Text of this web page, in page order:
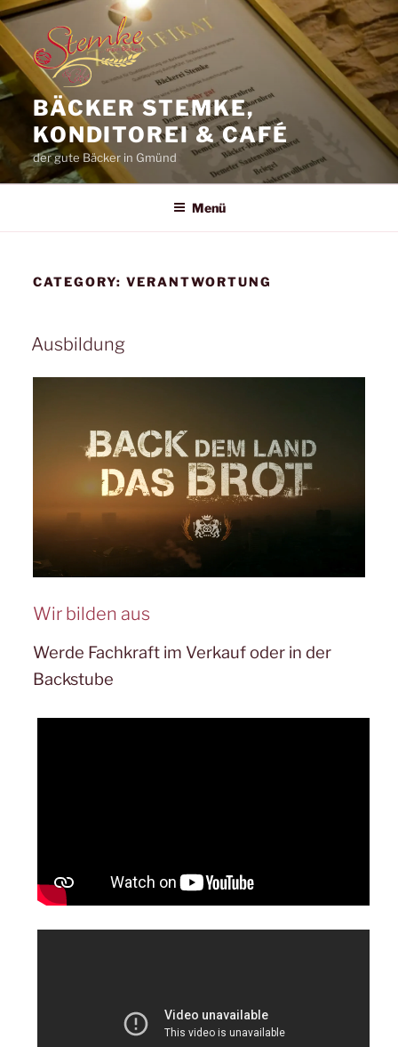
Zum
Inhalt
springen
BÄCKER STEMKE,
KONDITOREI & CAFÉ
der gute Bäcker in Gmünd
Menü
CATEGORY:VERANTWORTUNG
Ausbildung
Wir bilden aus
Werde Fachkraft im Verkauf oder in der
Backstube